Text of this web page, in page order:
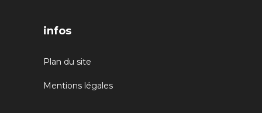
infos
Plan du site
Mentions légales